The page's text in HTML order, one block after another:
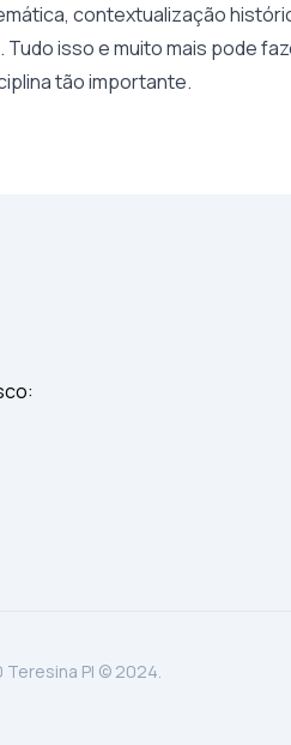
contextualização
isso e muito mais pode
tão importante.
Teresina PI © 2024.